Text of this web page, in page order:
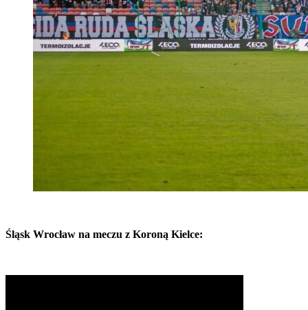
Śląsk Wrocław na meczu z Koroną Kielce: